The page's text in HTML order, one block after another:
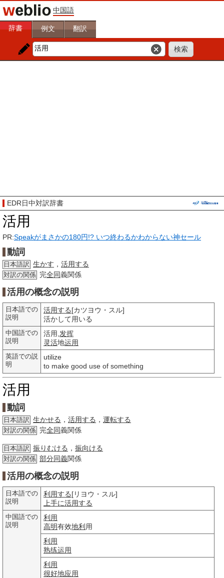
中国語
辞書 例文 翻訳
EDR日中対訳辞書
活用
PR:Speakがまさかの180円!? いつ終わるかわからない神セール
動詞
日本語訳 生かす ， 活用する
対訳の関係 完全同義関係
活用の概念の説明
日本語での
説明
活用する[カツヨウ・スル]
活かして用いる
中国語での
説明
活用, 发挥
灵活地运用
英語での説
明
utilize
to make good use of something
活用
動詞
日本語訳 生かせる ， 活用する ， 運転する
対訳の関係 完全同義関係
日本語訳 振りむける ， 振向ける
対訳の関係 部分同義関係
活用の概念の説明
日本語での
説明
利用する[リヨウ・スル]
上手に活用する
中国語での
説明
利用
高明有效地利 用
利用
熟练运用
利用
很好地应用